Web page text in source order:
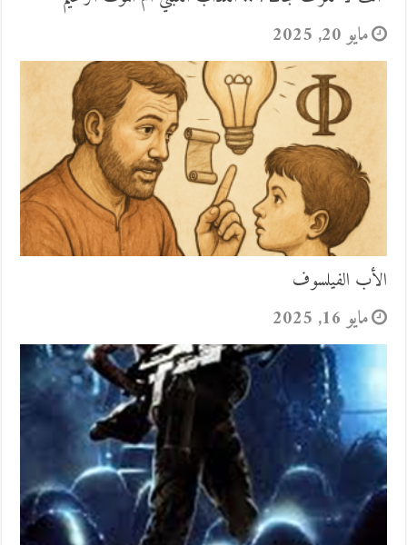
مايو 20, 2025
الأب الفيلسوف
مايو 16, 2025